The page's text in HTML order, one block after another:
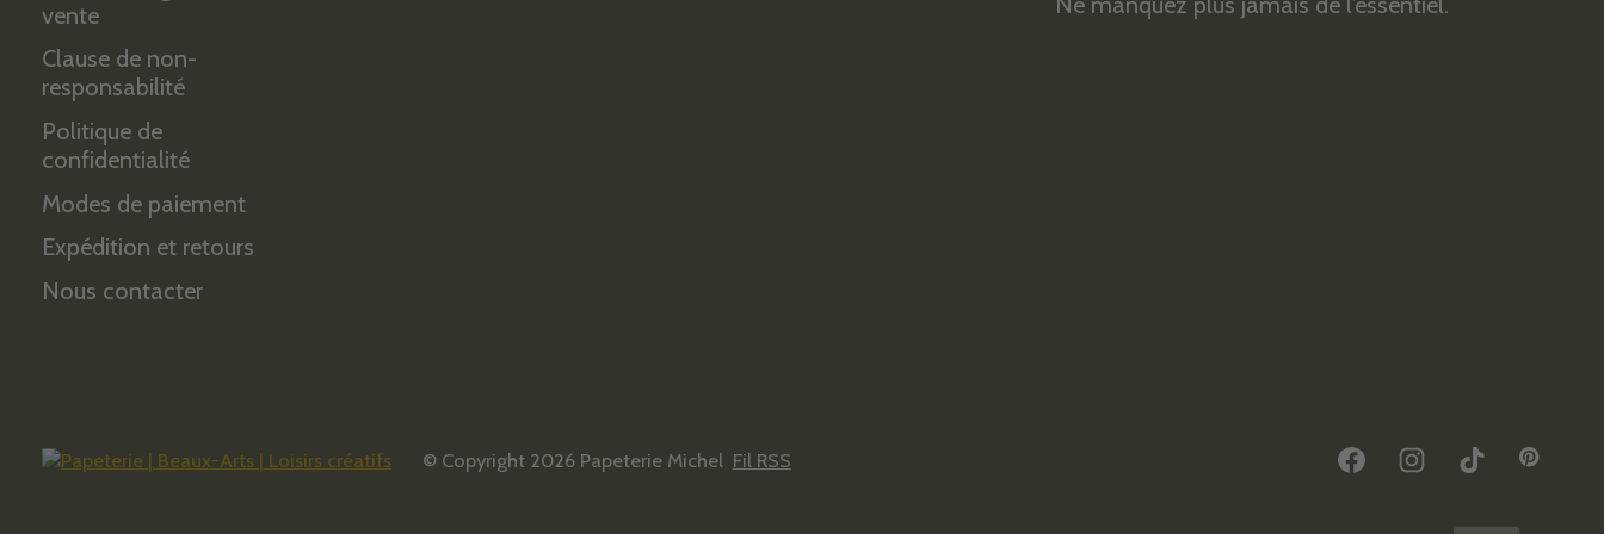
vente
Clause de non-
responsabilité
Politique de
confidentialité
Modes de paiement
Expédition et retours
Nous contacter
© Copyright 2026 Papeterie Michel Fil RSS